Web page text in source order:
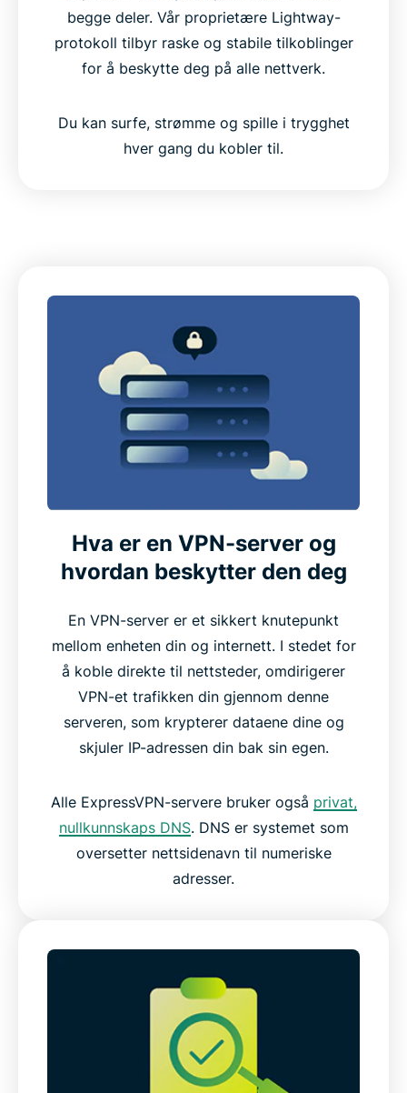
begge deler. Vår proprietære Lightway-
protokoll tilbyr raske og stabile tilkoblinger
for å beskytte deg på alle nettverk.
Du kan surfe, strømme og spille i trygghet
hver gang du kobler til.
Hva er en VPN-server og
hvordan beskytter den deg
En VPN-server er et sikkert knutepunkt
mellom enheten din og internett. I stedet for
å koble direkte til nettsteder, omdirigerer
VPN-et trafikken din gjennom denne
serveren, som krypterer dataene dine og
skjuler IP-adressen din bak sin egen.
Alle ExpressVPN-servere bruker også privat,
nullkunnskaps DNS. DNS er systemet som
oversetter nettsidenavn til numeriske
adresser.